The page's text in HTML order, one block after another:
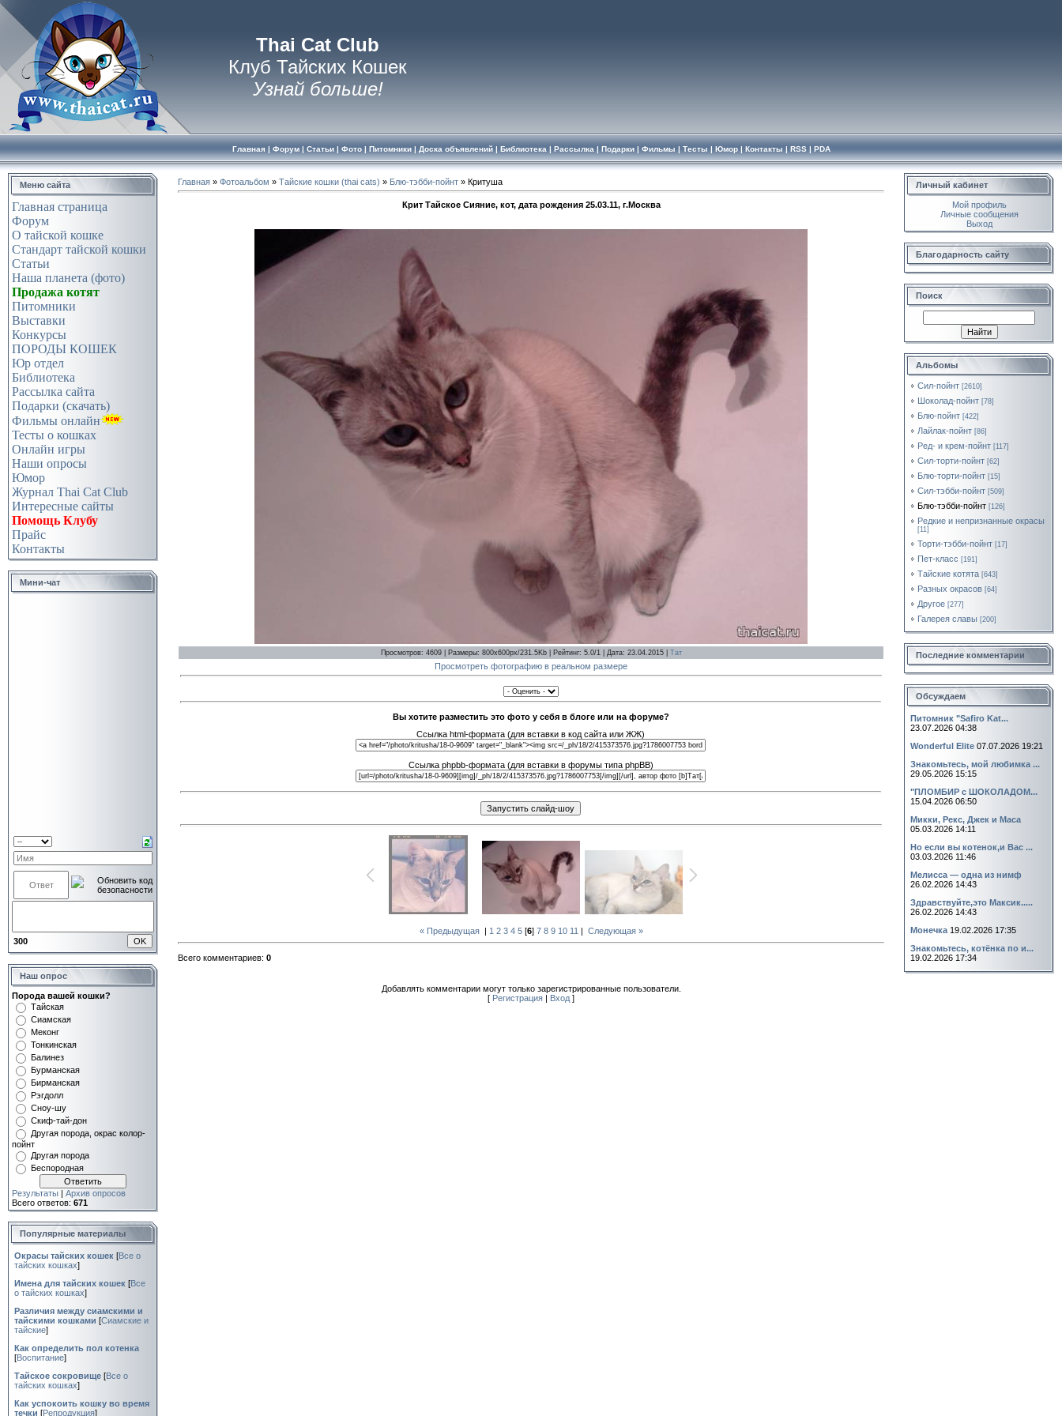
Thai Cat Club
Клуб Тайских Кошек
Узнай больше!
Главная| Форум| Статьи| Фото| Питомники| Доска объявлений| Библиотека | Рассылка | Подарки| Фильмы | Тесты | Юмор| Контакты | RSS| PDA
Меню сайта
Главная страница
Форум
О тайской кошке
Стандарт тайской кошки
Статьи
Наша планета (фото)
Продажа котят
Питомники
Выставки
Конкурсы
ПОРОДЫ КОШЕК
Юр отдел
Библиотека
Рассылка сайта
Подарки (скачать)
Фильмы онлайн
Тесты о кошках
Онлайн игры
Наши опросы
Юмор
Журнал Thai Cat Club
Интересные сайты
Помощь Клубу
Прайс
Контакты
Мини-чат
300
Наш опрос
Порода вашей кошки?
Тайская
Сиамская
Меконг
Тонкинская
Балинез
Бурманская
Бирманская
Рэгдолл
Сноу-шу
Скиф-тай-дон
Другая порода, окрас колор-
пойнт
Другая порода
Беспородная
Результаты | Архив опросов
Всего ответов: 671
Популярные материалы
Окрасы тайских кошек [Все о
тайских кошках]
Имена для тайских кошек [Все
о тайских кошках]
Различия между сиамскими и
тайскими кошками [Сиамские и
тайские]
Как определить пол котенка
[Воспитание]
Тайское сокровище [Все о
тайских кошках]
Как успокоить кошку во время
течки [Репродукция]
Главная » Фотоальбом » Тайские кошки (thai cats) » Блю-тэбби-пойнт » Критуша
Крит Тайское Сияние, кот, дата рождения 25.03.11, г.Москва
Просмотров: 4609 | Размеры: 800x600px/231.5Kb | Рейтинг: 5.0/1 | Дата: 23.04.2015 | Тат
Просмотреть фотографию в реальном размере
Вы хотите разместить это фото у себя в блоге или на форуме?
Ссылка html-формата (для вставки в код сайта или ЖЖ)
Ссылка phpbb-формата (для вставки в форумы типа phpBB)
« Предыдущая| 1 2 3 4 5[6] 7 8 9 10 11 | Следующая »
Всего комментариев: 0
Добавлять комментарии могут только зарегистрированные пользователи.
[ Регистрация Вход ]
Личный кабинет
Мой профиль
Личные сообщения
Выход
Благодарность сайту
Поиск
Альбомы
Сил-пойнт [2610]
Шоколад-пойнт [78]
Блю-пойнт [422]
Лайлак-пойнт [86]
Ред- и крем-пойнт [117]
Сил-торти-пойнт [62]
Блю-торти-пойнт [15]
Сил-тэбби-пойнт [509]
Блю-тэбби-пойнт [126]
Редкие и непризнанные окрасы
[11]
Торти-тэбби-пойнт [17]
Пет-класс [191]
Тайские котята [643]
Разных окрасов [64]
Другое [277]
Галерея славы [200]
Последние комментарии
Обсуждаем
Питомник "Safiro Kat...
23.07.2026 04:38
Wonderful Elite 07.07.2026 19:21
Знакомьтесь, мой любимка ...
29.05.2026 15:15
"ПЛОМБИР с ШОКОЛАДОМ...
15.04.2026 06:50
Микки, Рекс, Джек и Маса
05.03.2026 14:11
Но если вы котенок,и Вас ...
03.03.2026 11:46
Мелисса — одна из нимф
26.02.2026 14:43
Здравствуйте,это Максик.....
26.02.2026 14:43
Монечка 19.02.2026 17:35
Знакомьтесь, котёнка по и...
19.02.2026 17:34